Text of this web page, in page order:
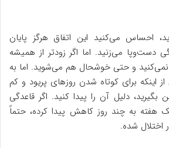
احساس می‌کنید این اتفاق هرگز پایان
دست‌وپا می‌زنید. اما اگر زودتر از همیشه
و حتی خوشحال هم می‌شوید. اما به
اینکه برای کوتاه شدن روزهای پریود و کم
دلیل آن را پیدا کنید. اگر قاعدگی
هفته به چند روز کاهش پیدا کرده، حتماً
اختلال شده.